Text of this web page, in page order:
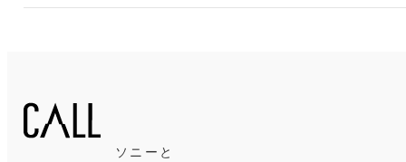
ソニーと